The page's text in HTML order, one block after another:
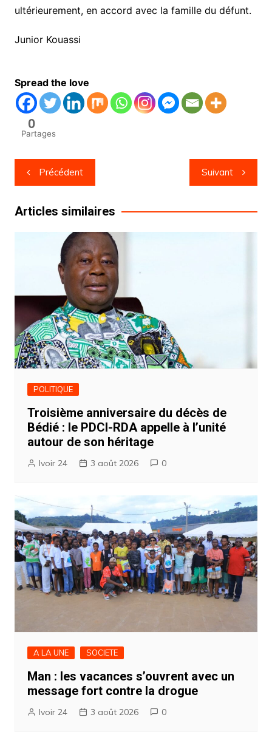
ultérieurement, en accord avec la famille du défunt.
Junior Kouassi
Spread the love
0
Partages
Navigation
de
l’article
Précédent Suivant
Articles similaires
POLITIQUE
Troisième anniversaire du décès de
Bédié : le PDCI-RDA appelle à l’unité
autour de son héritage
Ivoir 24 3 août 2026 0
A LA UNE SOCIETE
Man : les vacances s’ouvrent avec un
message fort contre la drogue
Ivoir 24 3 août 2026 0